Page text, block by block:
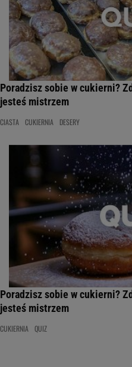
Poradzisz sobie w cukierni?
jesteś mistrzem
CIASTA CUKIERNIA DESERY
Poradzisz sobie w cukierni?
jesteś mistrzem
CUKIERNIA QUIZ